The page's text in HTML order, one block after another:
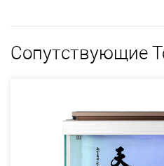
Сопутствующие